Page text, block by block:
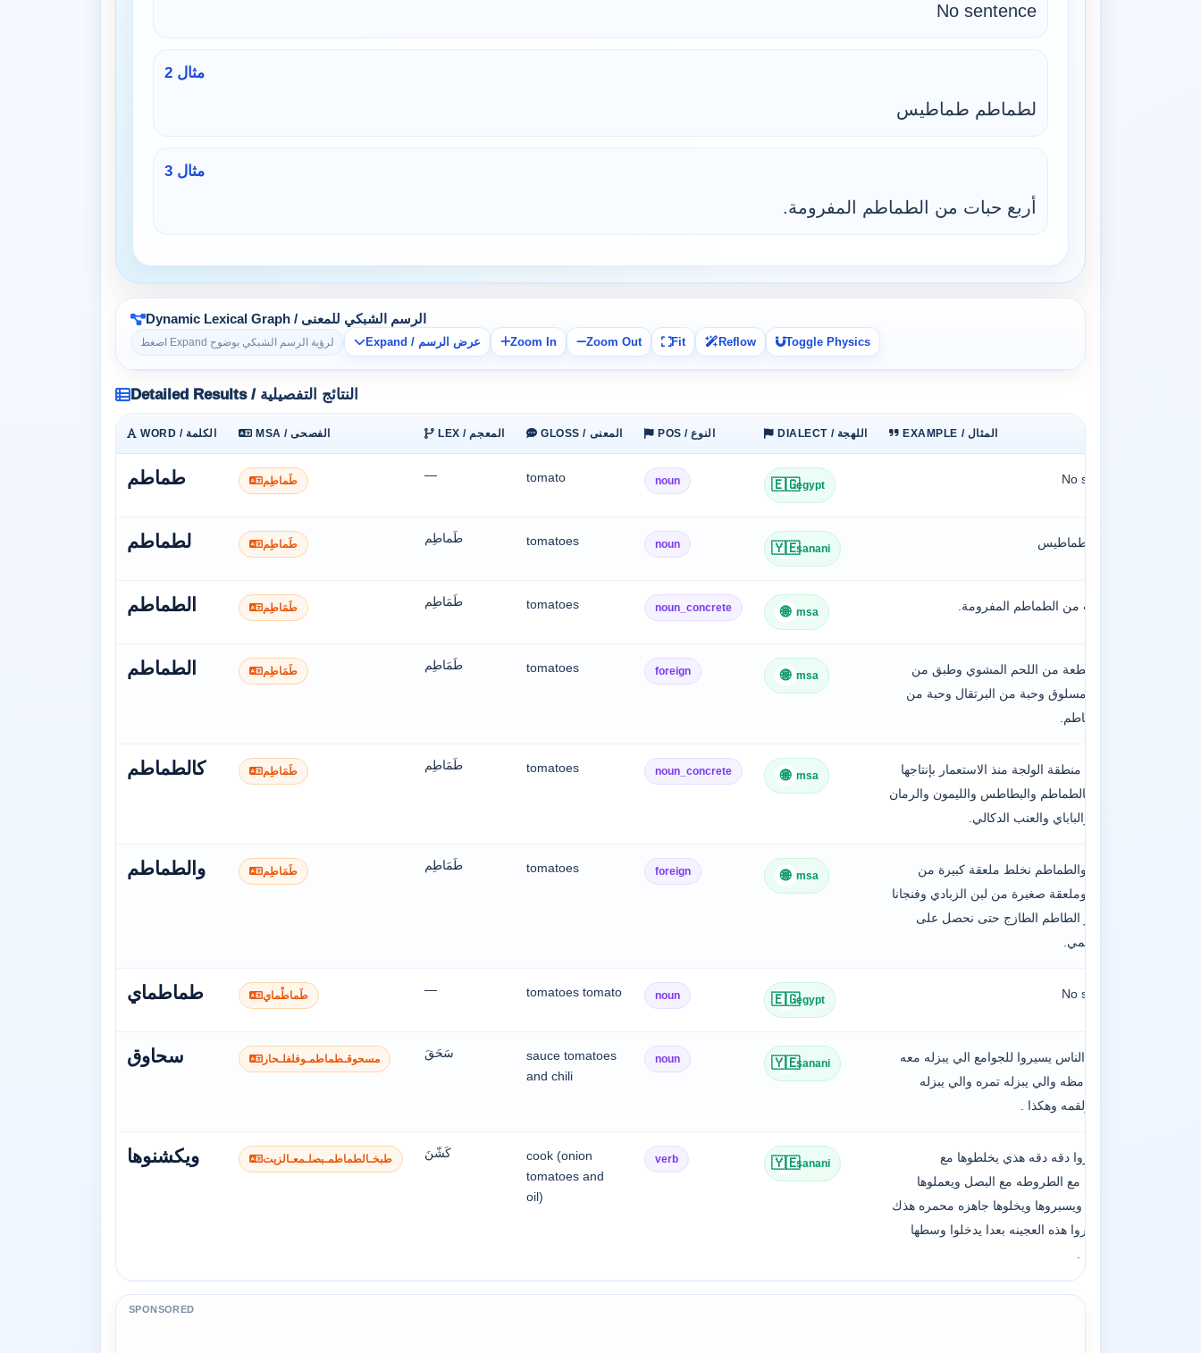
No sentence
مثال 2
لطماطم طماطيس
مثال 3
أربع حبات من الطماطم المفرومة.
Dynamic Lexical Graph / الرسم الشبكي للمعنى
اضغط Expand لرؤية الرسم الشبكي بوضوح Expand / عرض الرسم Zoom In Zoom Out Fit Reflow Toggle Physics
Detailed Results / النتائج التفصيلية
WORD / الكلمة MSA / الفصحى LEX / المعجم GLOSS / المعنى POS / النوع DIALECT / اللهجة EXAMPLE / المثال
طماطم طَماطِم — tomato noun 🇪🇬egypt No sentence
لطماطم طَماطِم طَماطِم tomatoes noun 🇾🇪sanani لطماطم طماطيس
الطماطم طَمَاطِم طَمَاطِم tomatoes noun_concrete 🌐 msa أربع حبات من الطماطم المفرومة.
الطماطم طَمَاطِم طَمَاطِم tomatoes foreign 🌐 msa
العشاء: قطعة من اللحم المشوي وطبق من
الخضار المسلوق وحبة من البرتقال وحبة من
ثمار الطماطم.
كالطماطم طَمَاطِم طَمَاطِم tomatoes noun_concrete 🌐 msa
واشتهرت منطقة الولجة منذ الاستعمار بإنتاجها
للخضر, كالطماطم والبطاطس والليمون والرمان
والأفوكا والباباي والعنب الدكالي.
والطماطم طَمَاطِم طَمَاطِم tomatoes foreign 🌐 msa
الشوفان والطماطم نخلط ملعقة كبيرة من
الشوفان وملعقة صغيرة من لبن الزبادي وفنجانا
من عصير الطاطم الطازج حتى نحصل على
خليط كريمي.
طماطماي طَماطْماي — tomatoes tomato noun 🇪🇬egypt No sentence
سحاوق مسحوقـطماطمـوفلفلـحار سَحَقَ
sauce tomatoes
and chili
noun 🇾🇪sanani
العاده ان الناس يسيروا للجوامع الي يبزله معه
صغيره حامظه والي يبزله تمره والي يبزله
سحاوق ولقمه وهكذا .
ويكشنوها طبخـالطماطمـبصلـمعـالزيت كَشّنَ
cook (onion
tomatoes and
oil)
verb 🇾🇪sanani
وايضا يجروا دقه دقه هذي يخلطوها مع
البقدونس مع الطروطه مع البصل ويعملوها
ويكشنوها ويسبروها ويخلوها جاهزه محمره هذك
بكلها ويجروا هذه العجينه بعدا يدخلوا وسطها
SPONSORED